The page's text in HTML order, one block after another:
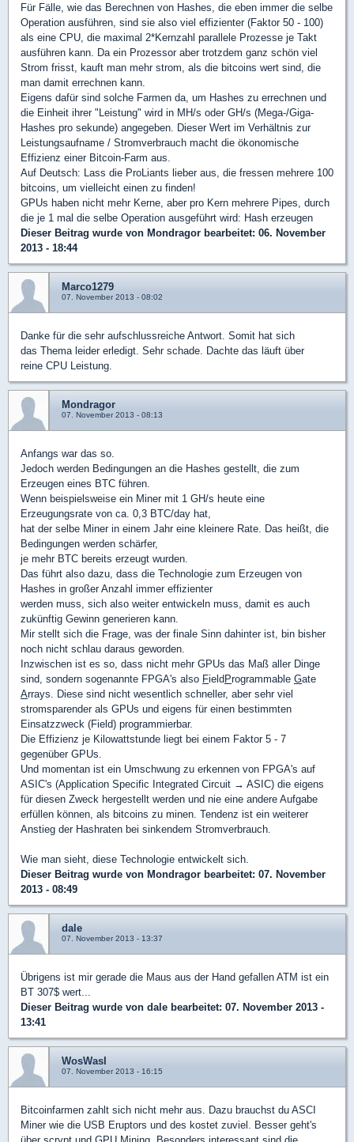
Für Fälle, wie das Berechnen von Hashes, die eben immer die selbe
Operation ausführen, sind sie also viel effizienter (Faktor 50 - 100)
als eine CPU, die maximal 2*Kernzahl parallele Prozesse je Takt
ausführen kann. Da ein Prozessor aber trotzdem ganz schön viel
Strom frisst, kauft man mehr strom, als die bitcoins wert sind, die
man damit errechnen kann.
Eigens dafür sind solche Farmen da, um Hashes zu errechnen und
die Einheit ihrer "Leistung" wird in MH/s oder GH/s (Mega-/Giga-
Hashes pro sekunde) angegeben. Dieser Wert im Verhältnis zur
Leistungsaufname / Stromverbrauch macht die ökonomische
Effizienz einer Bitcoin-Farm aus.
Auf Deutsch: Lass die ProLiants lieber aus, die fressen mehrere 100
bitcoins, um vielleicht einen zu finden!
GPUs haben nicht mehr Kerne, aber pro Kern mehrere Pipes, durch
die je 1 mal die selbe Operation ausgeführt wird: Hash erzeugen
Dieser Beitrag wurde von Mondragor bearbeitet: 06. November
2013 - 18:44
Marco1279
07. November 2013 - 08:02
Danke für die sehr aufschlussreiche Antwort. Somit hat sich
das Thema leider erledigt. Sehr schade. Dachte das läuft über
reine CPU Leistung.
Mondragor
07. November 2013 - 08:13
Anfangs war das so.
Jedoch werden Bedingungen an die Hashes gestellt, die zum
Erzeugen eines BTC führen.
Wenn beispielsweise ein Miner mit 1 GH/s heute eine
Erzeugungsrate von ca. 0,3 BTC/day hat,
hat der selbe Miner in einem Jahr eine kleinere Rate. Das heißt, die
Bedingungen werden schärfer,
je mehr BTC bereits erzeugt wurden.
Das führt also dazu, dass die Technologie zum Erzeugen von
Hashes in großer Anzahl immer effizienter
werden muss, sich also weiter entwickeln muss, damit es auch
zukünftig Gewinn generieren kann.
Mir stellt sich die Frage, was der finale Sinn dahinter ist, bin bisher
noch nicht schlau daraus geworden.
Inzwischen ist es so, dass nicht mehr GPUs das Maß aller Dinge
sind, sondern sogenannte FPGA's also Field Programmable Gate
Arrays. Diese sind nicht wesentlich schneller, aber sehr viel
stromsparender als GPUs und eigens für einen bestimmten
Einsatzzweck (Field) programmierbar.
Die Effizienz je Kilowattstunde liegt bei einem Faktor 5 - 7
gegenüber GPUs.
Und momentan ist ein Umschwung zu erkennen von FPGA's auf
ASIC's (Application Specific Integrated Circuit → ASIC) die eigens
für diesen Zweck hergestellt werden und nie eine andere Aufgabe
erfüllen können, als bitcoins zu minen. Tendenz ist ein weiterer
Anstieg der Hashraten bei sinkendem Stromverbrauch.
Wie man sieht, diese Technologie entwickelt sich.
Dieser Beitrag wurde von Mondragor bearbeitet: 07. November
2013 - 08:49
dale
07. November 2013 - 13:37
Übrigens ist mir gerade die Maus aus der Hand gefallen ATM ist ein
BT 307$ wert...
Dieser Beitrag wurde von dale bearbeitet: 07. November 2013 -
13:41
WosWasI
07. November 2013 - 16:15
Bitcoinfarmen zahlt sich nicht mehr aus. Dazu brauchst du ASCI
Miner wie die USB Eruptors und des kostet zuviel. Besser geht's